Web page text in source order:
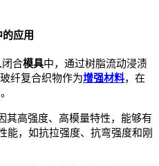
应用
闭合模具中，通过树脂流动浸渍
纤复合织物作为增强材料，在
其高强度、高模量特性，能够有
能，如抗拉强度、抗弯强度和刚